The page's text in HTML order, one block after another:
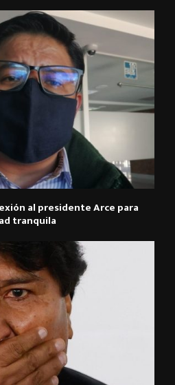
al presidente Arce para
tranquila